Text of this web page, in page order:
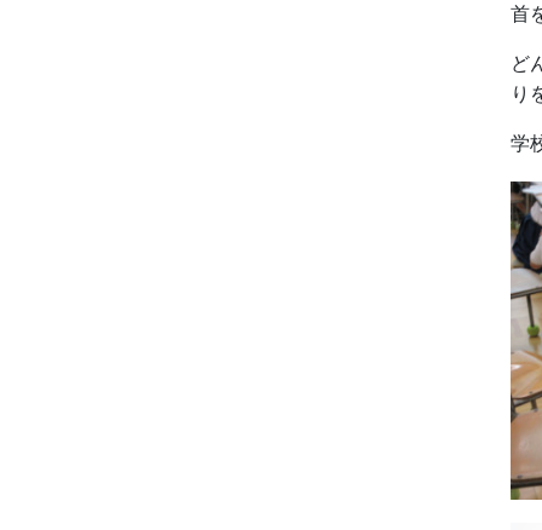
首
ど
り
学